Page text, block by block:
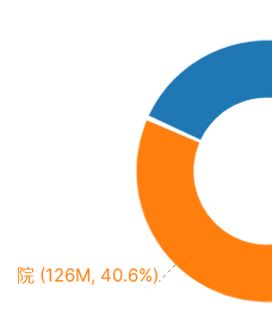
院 (126M, 40.6%)